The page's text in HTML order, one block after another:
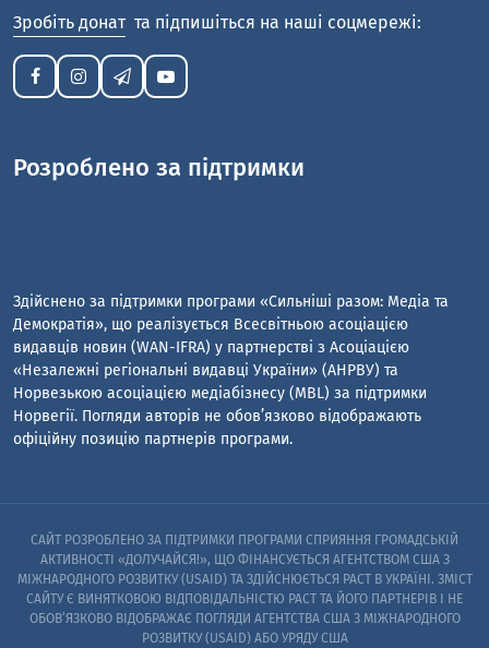
Зробіть донат та підпишіться на наші соцмережі:
Розроблено за підтримки
Здійснено за підтримки програми «Сильніші разом: Медіа та
Демократія», що реалізується Всесвітньою асоціацією
видавців новин (WAN-IFRA) у партнерстві з Асоціацією
«Незалежні регіональні видавці України» (АНРВУ) та
Норвезькою асоціацією медіабізнесу (MBL) за підтримки
Норвегії. Погляди авторів не обов’язково відображають
офіційну позицію партнерів програми.
САЙТ РОЗРОБЛЕНО ЗА ПІДТРИМКИ ПРОГРАМИ СПРИЯННЯ ГРОМАДСЬКІЙ
АКТИВНОСТІ «ДОЛУЧАЙСЯ!», ЩО ФІНАНСУЄТЬСЯ АГЕНТСТВОМ США З
МІЖНАРОДНОГО РОЗВИТКУ (USAID) ТА ЗДІЙСНЮЄТЬСЯ PACT В УКРАЇНІ. ЗМІСТ
САЙТУ Є ВИНЯТКОВОЮ ВІДПОВІДАЛЬНІСТЮ PACT ТА ЙОГО ПАРТНЕРІВ I НЕ
ОБОВ’ЯЗКОВО ВІДОБРАЖАЄ ПОГЛЯДИ АГЕНТСТВА США З МІЖНАРОДНОГО
РОЗВИТКУ (USAID) АБО УРЯДУ США